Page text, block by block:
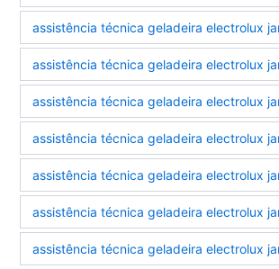
assistência técnica geladeira electrolux
assistência técnica geladeira electrolux
assistência técnica geladeira electrolux
assistência técnica geladeira electrolux
assistência técnica geladeira electrolux
assistência técnica geladeira electrolux
assistência técnica geladeira electrolux